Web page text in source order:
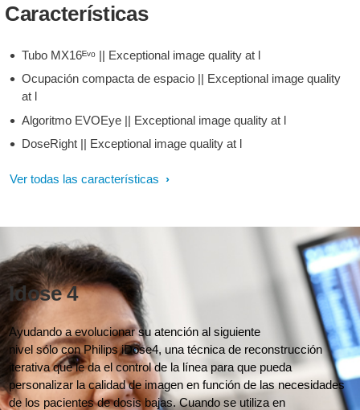
Características
Tubo MX16ᴱᵛᵒ || Exceptional image quality at l
Ocupación compacta de espacio || Exceptional image quality
at l
Algoritmo EVOEye || Exceptional image quality at l
DoseRight || Exceptional image quality at l
Ver todas las características
Idose 4
Ayudando a evolucionar su atención al siguiente
nivel sólo con Philips iDose4, una técnica de reconstrucción
iterativa que le da el control de la línea para que pueda
personalizar la calidad de imagen en función de las necesidades
de los pacientes de dosis bajas. Cuando se utiliza en